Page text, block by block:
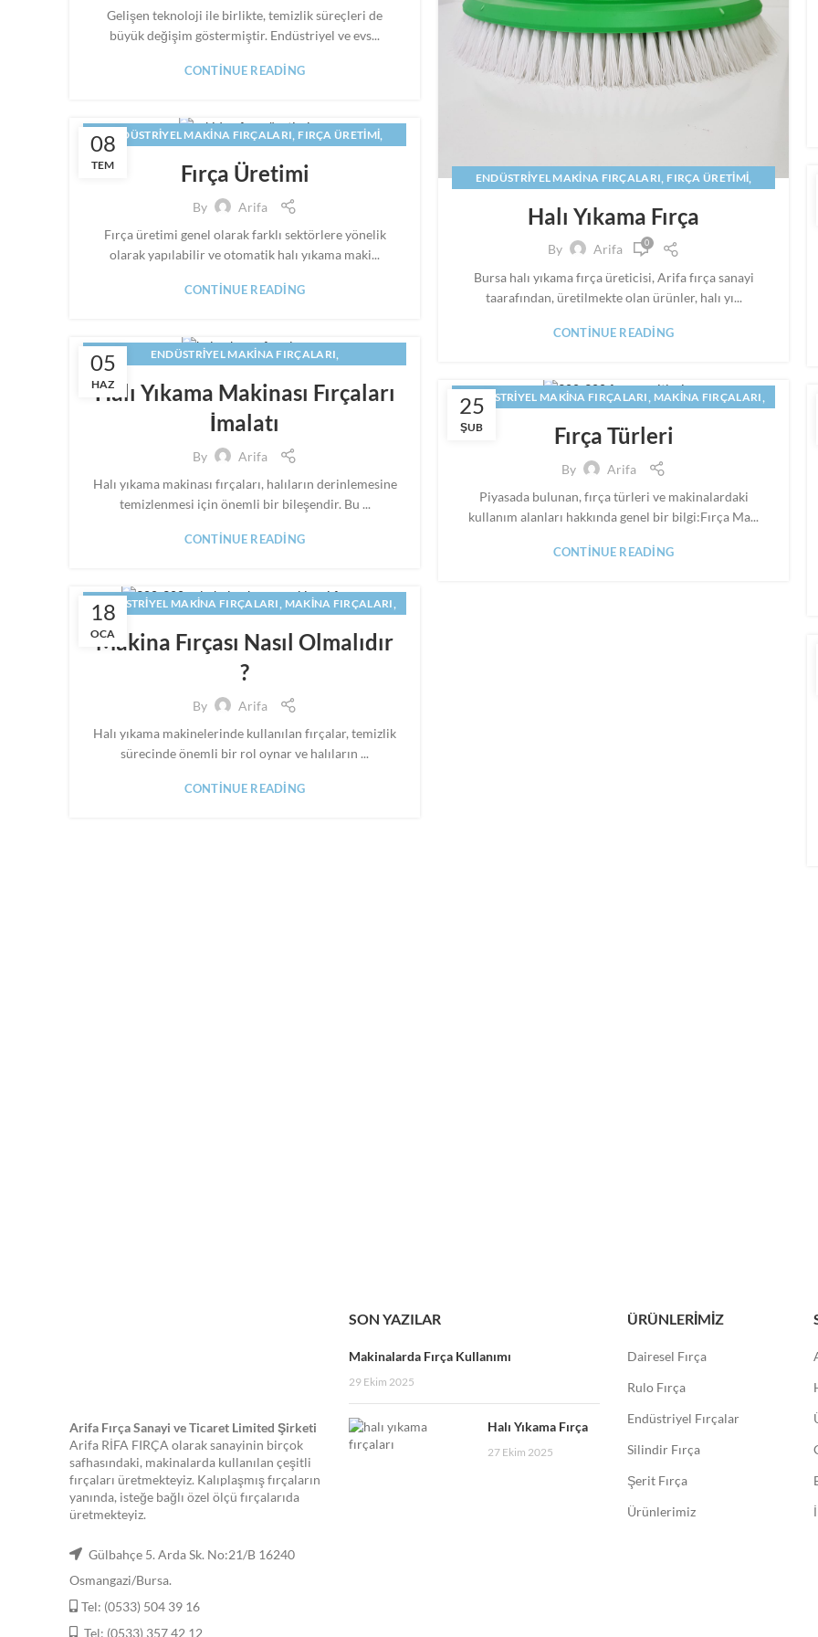
Gelişen teknoloji ile birlikte, temizlik süreçleri de
büyük değişim göstermiştir. Endüstriyel ve evs...
CONTINUE READING
ENDÜSTRIYEL MAKINA FIRÇALARI, FIRÇA ÜRETIMI,
HALI YIKAMA MAKINASI FIRÇALARI IMALATI
HALI YIKAMA MAKINESI FIRCASI
Halı Yıkama Fırça
By Arifa 0
Bursa halı yıkama fırça üreticisi, Arifa fırça sanayi
taarafından, üretilmekte olan ürünler, halı yı...
CONTINUE READING
08
TEM
ENDÜSTRIYEL MAKINA FIRÇALARI, FIRÇA ÜRETIMI,
HALI YIKAMA MAKINASI FIRÇALARI IMALATI
HALI YIKAMA MAKINESI FIRCASI MAKINA FIRÇALARI
,
Fırça Üretimi
By
Arifa
Fırça üretimi genel olarak farklı sektörlere yönelik
olarak yapılabilir ve otomatik halı yıkama maki...
CONTINUE READING
05
HAZ
ENDÜSTRIYEL MAKINA FIRÇALARI,
MAKINA FIRÇALARI,MAKINE FIRÇALARI, PANEL FIRÇA,
SILINDIR FIRÇA
Halı Yıkama Makinası Fırçaları
İmalatı
By
Arifa
Halı yıkama makinası fırçaları, halıların derinlemesine
temizlenmesi için önemli bir bileşendir. Bu ...
CONTINUE READING
25
ŞUB
ENDÜSTRIYEL MAKINA FIRÇALARI, MAKINA FIRÇALARI,
Fırça Türleri
By
Arifa
Piyasada bulunan, fırça türleri ve makinalardaki
kullanım alanları hakkında genel bir bilgi:Fırça Ma...
CONTINUE READING
18
OCA
ENDÜSTRIYEL MAKINA FIRÇALARI, MAKINA FIRÇALARI,
Makina Fırçası Nasıl Olmalıdır
?
By
Arifa
Halı yıkama makinelerinde kullanılan fırçalar, temizlik
sürecinde önemli bir rol oynar ve halıların ...
CONTINUE READING
Arifa Fırça Sanayi ve Ticaret Limited Şirketi
Arifa RİFA FIRÇA olarak sanayinin birçok
safhasındaki, makinalarda kullanılan çeşitli
fırçaları üretmekteyiz. Kalıplaşmış fırçaların
yanında, isteğe bağlı özel ölçü fırçalarıda
üretmekteyiz.
Gülbahçe 5. Arda Sk. No:21/B 16240
Osmangazi/Bursa.
Tel: (0533) 504 39 16
Tel: (0533) 357 42 12
SON YAZILAR
Makinalarda Fırça Kullanımı
29 Ekim 2025
Halı Yıkama Fırça
27 Ekim 2025
ÜRÜNLERIMIZ
Dairesel Fırça
Rulo Fırça
Endüstriyel Fırçalar
Silindir Fırça
Şerit Fırça
Ürünlerimiz